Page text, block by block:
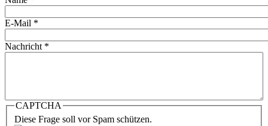
E-Mail *
Nachricht *
CAPTCHA
Diese Frage soll vor Spam schützen.